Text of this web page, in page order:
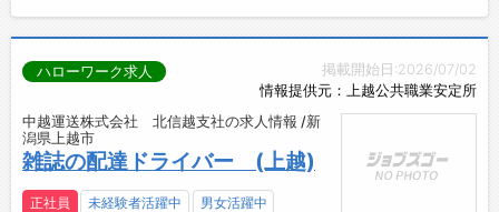
掲載開始日:2026/07/02
情報提供元：上越公共職業安定所
ハローワーク求人
中越運送株式会社 北信越支社の求人情報 /新
潟県上越市
雑誌の配達ドライバー (上越)
正社員 未経験者活躍中 男女活躍中